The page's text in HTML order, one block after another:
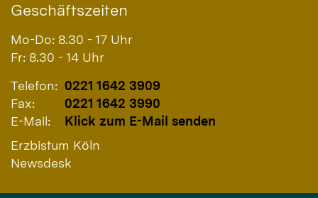
Geschäftszeiten
Mo-Do: 8.30 - 17 Uhr
Fr: 8.30 - 14 Uhr
Telefon: 0221 1642 3909
Fax:
0221 1642 3990
E-Mail:
Klick zum E-Mail senden
Erzbistum Köln
Newsdesk